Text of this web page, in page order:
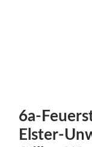
6a-
Elster-